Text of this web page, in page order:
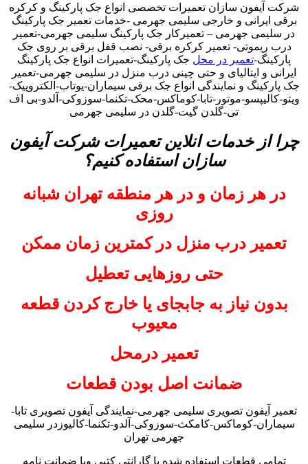
شرکت آیفون سازان تعمیرات تخصصی انواع جک پارکینگ و کرکره
برقی ایرانی و خارجی سلیمی جهرمی -خدمات تعمیر جک پارکینگ
در سلیمی جهرمی – تعمیرکار جک پارکینگ سلیمی جهرمی-تعمیر
درب ریموتی- تعمیر کرکره برقی- نصب قفل برقی بر روی جک
پارکینگ-تعمیر در محل جک پارکینگ-تعمیرات انواع جک پارکینگ
ایرانی و ایتالیای و حتی چینی درب منزل در سلیمی جهرمی-تعمیر
جک پارکینگ و نمایندگی انواع جک برقی سیماران-یوتاب-الکتروپیک-
ویتو-کالیپسو-موتور-تابا-کوماکس-محک-تکنما-سوزوکی-آلدو-بی اف
تی-گلدن گیت-گلدن در سلیمی جهرمی
چرا از خدمات انلاین تعمیرات شرکت آیفون
سازان استفاده کنیم؟
در هر زمان و در هر منطقه تهران شبانه
روزی
تعمیر درب منزل در کمترین زمان ممکن
حتی روزهایی تعطیل
بدون نیاز به جابجای یا خارج کردن قطعه
معیوب
تعمیر درمحل
ضمانت اصل بودن قطعات
تعمیر آیفون تصویری سلیمی جهرمی-نمایندگی آیفون تصویری تابا-
سیماران-کوماکس-کامکث-سوزوکی-آلدو-تکنما-کالیوزدر سلیمی
جهرمی تهران
تمامی قطعات استفاده شده با گارانتی کتبی وبا ضمانت نامه